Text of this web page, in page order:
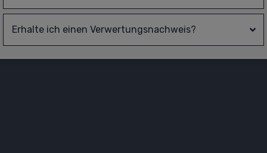
Erhalte ich einen Verwertungsnachweis?